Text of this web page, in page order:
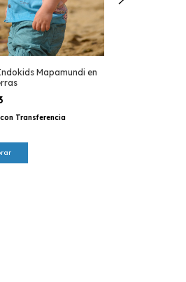
Mapamundi en
con Transferencia